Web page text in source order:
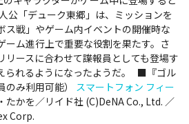
公「デューク東郷」は、ミッションを
ス戦」やゲーム内イベントの開催時な
ーム進行上で重要な役割を果たす。さ
リースに合わせて諜報員としても登場す
られるようになったようだ。 ■『ゴル
み利用可能） スマートフォン フィー
たかを／リイド社 (C)DeNA Co., Ltd. ／
Corp.